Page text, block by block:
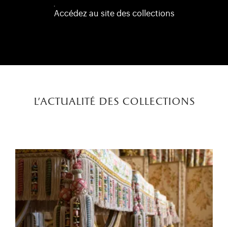
Accédez au site des collections
l'actualité des collections